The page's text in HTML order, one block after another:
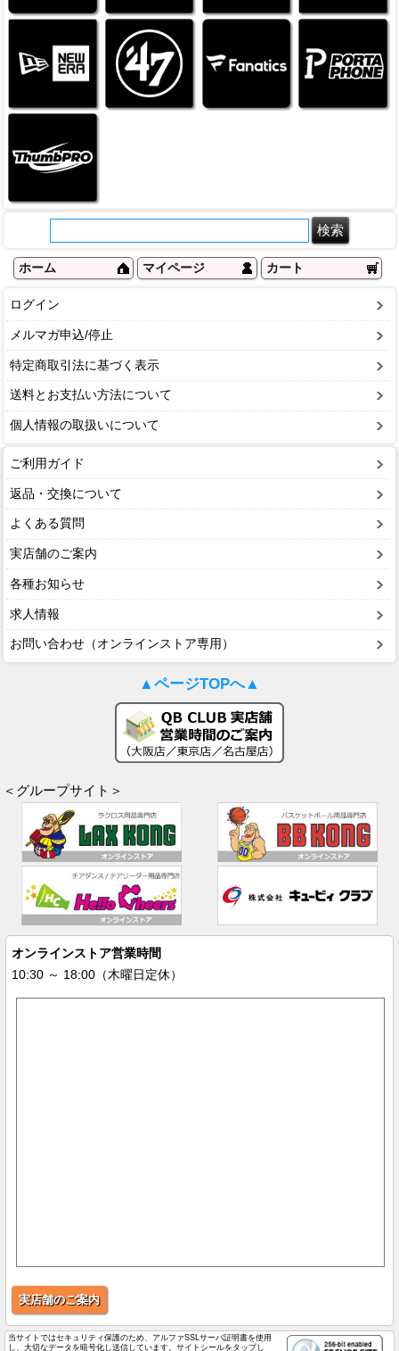
ホーム マイページ カート
ログイン
メルマガ申込/停止
特定商取引法に基づく表示
送料とお支払い方法について
個人情報の取扱いについて
ご利用ガイド
返品・交換について
よくある質問
実店舗のご案内
各種お知らせ
求人情報
お問い合わせ（オンラインストア専用）
▲ページTOPへ▲
＜グループサイト＞
オンラインストア営業時間
10:30 ～ 18:00（木曜日定休）
実店舗のご案内
当サイトではセキュリティ保護のため、アルファSSLサーバ証明書を使用
し、大切なデータを暗号化し送信しています。サイトシールをタップし